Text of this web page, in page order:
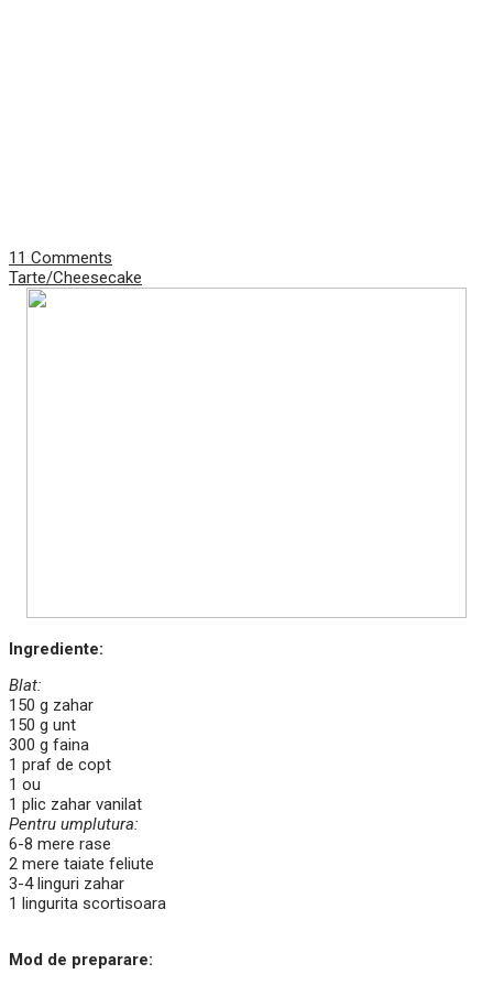
11 Comments
Tarte/Cheesecake
Ingrediente:
Blat:
150 g zahar
150 g unt
300 g faina
1 praf de copt
1 ou
1 plic zahar vanilat
Pentru umplutura:
6-8 mere rase
2 mere taiate feliute
3-4 linguri zahar
1 lingurita scortisoara
Mod de preparare: